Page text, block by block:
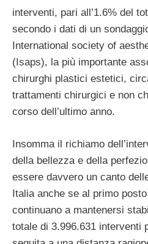
interventi, pari all’1.6% del
secondo i dati di un
International society of
(Isaps), la più importante
chirurghi plastici estetici,
trattamenti chirurgici e non
corso dell’ultimo anno.
Insomma il richiamo
della bellezza e della
essere davvero un canto
Italia anche se al primo
continuano a mantenersi
totale di 3.996.631 interventi